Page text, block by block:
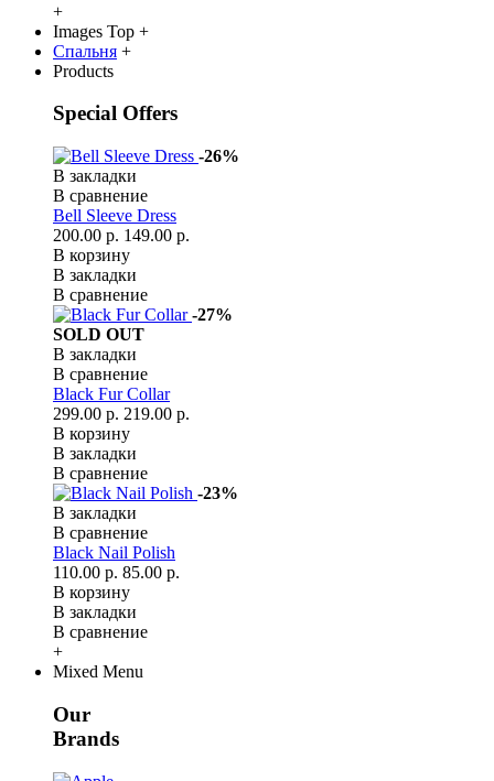
+
Images Top +
Спальня +
Products
Special Offers
-26%
В закладки
В сравнение
Bell Sleeve Dress
200.00 р. 149.00 р.
В корзину
В закладки
В сравнение
-27%
SOLD OUT
В закладки
В сравнение
Black Fur Collar
299.00 р. 219.00 р.
В корзину
В закладки
В сравнение
-23%
В закладки
В сравнение
Black Nail Polish
110.00 р. 85.00 р.
В корзину
В закладки
В сравнение
+
Mixed Menu
Our
Brands